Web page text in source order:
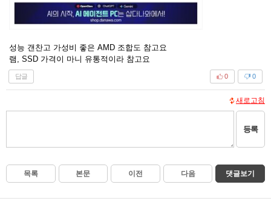
성능 갠찬고 가성비 좋은 AMD 조합도 참고요
램, SSD 가격이 마니 유통적이라 참고요
답글 0
0
새로고침
등록
목록 본문 이전 다음 댓글보기